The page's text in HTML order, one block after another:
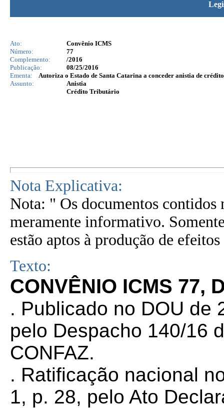
Ato:
Convênio ICMS
Número:
77
Complemento:
/2016
Publicação:
08/25/2016
Ementa:
Autoriza o Estado de Santa Catarina a conceder anistia de
Assunto:
Anistia
Crédito Tributário
Nota Explicativa:
Nota: " Os documentos contidos
meramente informativo.
estão aptos à produção de
Texto:
CONVÊNIO ICMS 77,
. Publicado no DOU de
pelo Despacho 140/16
CONFAZ.
. Ratificação nacional
1, p. 28, pelo Ato